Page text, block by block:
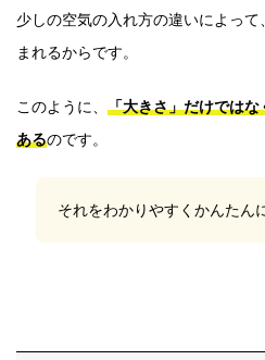
少しの空気の入れ方の違いによっ
まれるからです。
このように、 「大きさ」だけでは
あるのです。
それをわかりやすくかんたん